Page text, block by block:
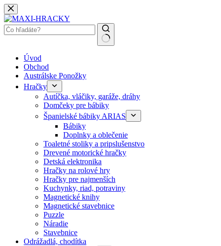
Späť
na
obsah
výsledkyÚvod
Obchod
Austrálske Ponožky
Hračky
Autíčka, vláčiky, garáže, dráhy
Domčeky pre bábiky
Španielské bábiky ARIAS
Bábiky
Doplnky a oblečenie
Toaletné stoliky a pripslušenstvo
Drevené motorické hračky
Detská elektronika
Hračky na rolové hry
Hračky pre najmenších
Kuchynky, riad, potraviny
Magnetické knihy
Magnetické stavebnice
Puzzle
Náradie
Stavebnice
Odrážadlá, chodítka